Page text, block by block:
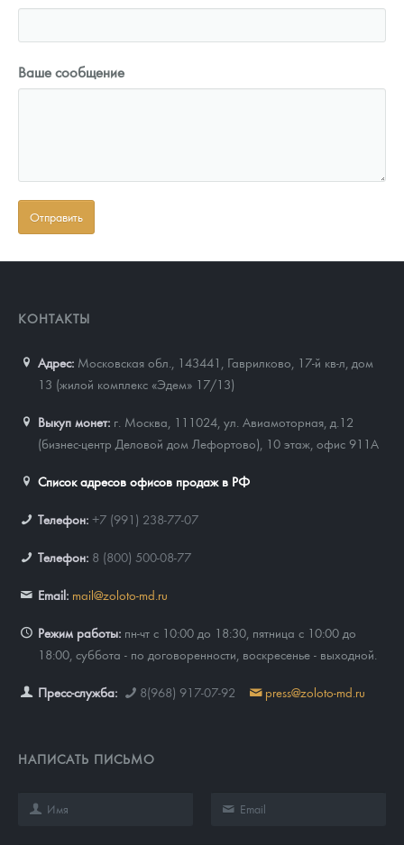
Ваше сообщение
КОНТАКТЫ
Адрес: Московская обл., 143441
Гаврилково, 17-й кв-л, дом
13 (жилой комплекс «Эдем» 17/13)
Выкуп монет: г. Москва, 111024, ул. Авиамоторная, д.12
(бизнес-центр Деловой дом Лефортово), 10 этаж, офис 911А
Список адресов офисов продаж в РФ
Телефон: +7 (991) 238-77-07
Телефон: 8 (800) 500-08-77
Email: mail@zoloto-md.ru
Режим работы: пн-чт с 10:00 до 18:30, пятница с 10:00 до
18:00, суббота - по договоренности, воскресенье - выходной.
Пресс-служба: 8(968) 917-07-92 press@zoloto-md.ru
НАПИСАТЬ ПИСЬМО